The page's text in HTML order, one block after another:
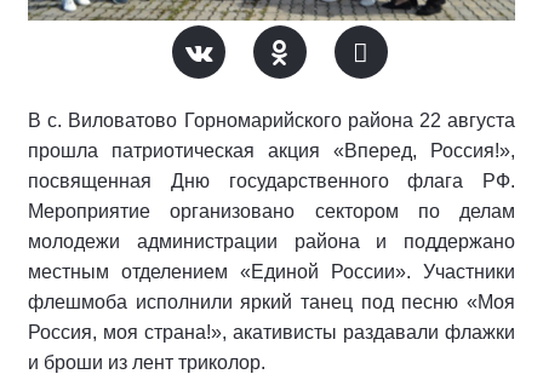
В с. Виловатово Горномарийского района 22 августа
прошла патриотическая акция «Вперед, Россия!»,
посвященная Дню государственного флага РФ.
Мероприятие организовано сектором по делам
молодежи администрации района и поддержано
местным отделением «Единой России». Участники
флешмоба исполнили яркий танец под песню «Моя
Россия, моя страна!», акативисты раздавали флажки
и броши из лент триколор.